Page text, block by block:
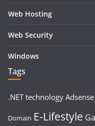
Web Hosting
Web Security
Windows
Tags
.NET technology Adsense
Domain E-Lifestyle